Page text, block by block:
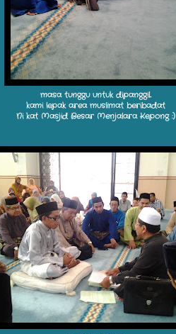
masa tunggu untuk dipanggil..
kami lepak area muslimat beribadat
Ni kat Masjid Besar Menjalara Kepong :)